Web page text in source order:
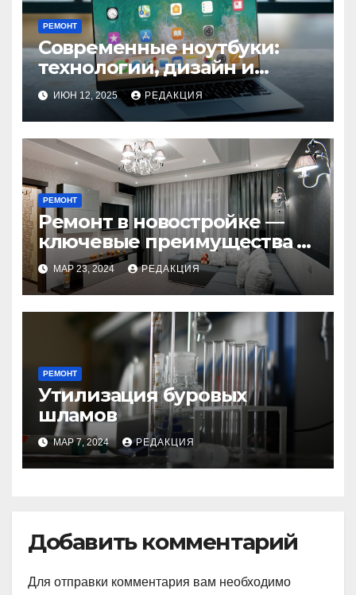
РЕМОНТ
Современные ноутбуки:
технологии, дизайн и
будущее мобильных
устройств
ИЮН 12, 2025 РЕДАКЦИЯ
РЕМОНТ
Ремонт в новостройке —
ключевые преимущества и
недостатки под
руководством специалиста
МАР 23, 2024 РЕДАКЦИЯ
РЕМОНТ
Утилизация буровых
шламов
МАР 7, 2024 РЕДАКЦИЯ
Добавить комментарий
Для отправки комментария вам необходимо